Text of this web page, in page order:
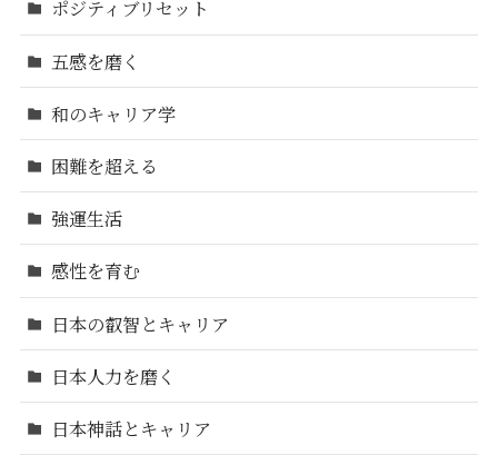
ポジティブリセット
五感を磨く
和のキャリア学
困難を超える
強運生活
感性を育む
日本の叡智とキャリア
日本人力を磨く
日本神話とキャリア